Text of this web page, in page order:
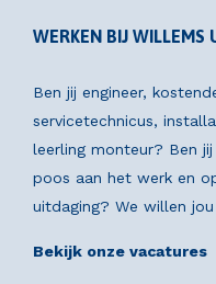
WERKEN BIJ WILLEMS
Ben jij engineer,
servicetechnicus,
leerling monteur? Ben
poos aan het werk en
uitdaging? We willen
Bekijk onze vacatures